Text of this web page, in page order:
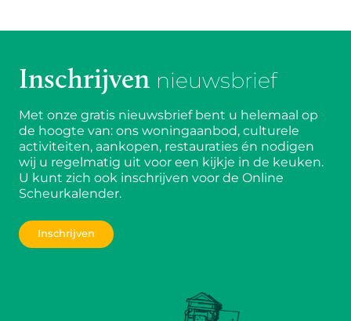
Inschrijven nieuwsbrief
Met onze gratis nieuwsbrief bent u helemaal op
de hoogte van: ons woningaanbod, culturele
activiteiten, aankopen, restauraties én nodigen
wij u regelmatig uit voor een kijkje in de keuken.
U kunt zich ook inschrijven voor de Online
Scheurkalender.
Inschrijven